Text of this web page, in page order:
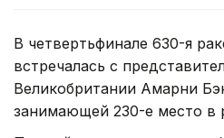
В четвертьфинале 630-я
встречалась с
Великобритании Амарни
занимающей 230-е место в